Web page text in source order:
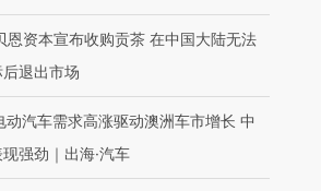
恩资本宣布收购贡茶 在中国大陆无法
退出市场
动汽车需求高涨驱动澳洲车市增长 中
强劲｜出海·汽车